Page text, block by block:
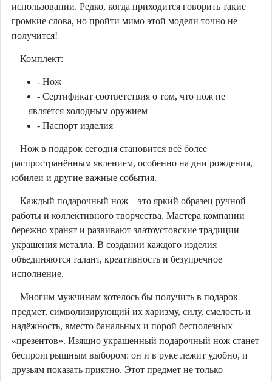
использовании. Редко, когда приходится говорить такие
громкие слова, но пройти мимо этой модели точно не
получится!
Комплект:
- Нож
- Сертификат соответствия о том, что нож не
является холодным оружием
- Паспорт изделия
Нож в подарок сегодня становится всё более
распространённым явлением, особенно на дни рождения,
юбилеи и другие важные события.
Каждый подарочный нож – это яркий образец ручной
работы и коллективного творчества. Мастера компании
бережно хранят и развивают златоустовские традиции
украшения металла. В создании каждого изделия
объединяются талант, креативность и безупречное
исполнение.
Многим мужчинам хотелось бы получить в подарок
предмет, символизирующий их харизму, силу, смелость и
надёжность, вместо банальных и порой бесполезных
«презентов». Изящно украшенный подарочный нож станет
беспроигрышным выбором: он и в руке лежит удобно, и
друзьям показать приятно. Этот предмет не только